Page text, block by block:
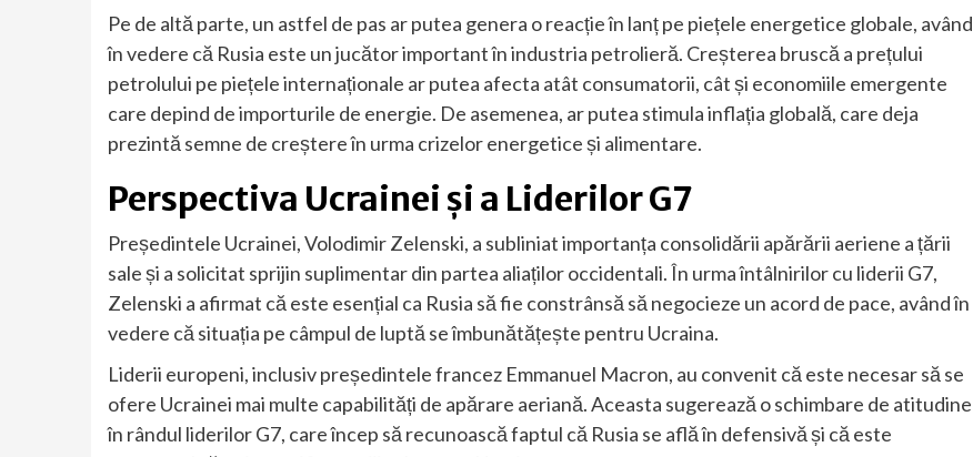
Pe de altă parte, un astfel de pas ar putea genera o reacție în lanț pe piețele energetice globale, având
în vedere că Rusia este un jucător important în industria petrolieră. Creșterea bruscă a prețului
petrolului pe piețele internaționale ar putea afecta atât consumatorii, cât și economiile emergente
care depind de importurile de energie. De asemenea, ar putea stimula inflația globală, care deja
prezintă semne de creștere în urma crizelor energetice și alimentare.
Perspectiva Ucrainei și a Liderilor G7
Președintele Ucrainei, Volodimir Zelenski, a subliniat importanța consolidării apărării aeriene a țării
sale și a solicitat sprijin suplimentar din partea aliaților occidentali. În urma întâlnirilor cu liderii G7,
Zelenski a afirmat că este esențial ca Rusia să fie constrânsă să negocieze un acord de pace, având în
vedere că situația pe câmpul de luptă se îmbunătățește pentru Ucraina.
Liderii europeni, inclusiv președintele francez Emmanuel Macron, au convenit că este necesar să se
ofere Ucrainei mai multe capabilități de apărare aeriană. Aceasta sugerează o schimbare de atitudine
în rândul liderilor G7, care încep să recunoască faptul că Rusia se află în defensivă și că este